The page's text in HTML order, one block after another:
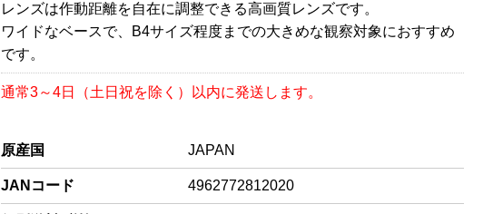
レンズは作動距離を自在に調整できる高画質レンズです。
ワイドなベースで、B4サイズ程度までの大きめな観察対象におすすめ
です。
通常3～4日（土日祝を除く）以内に発送します。
原産国 JAPAN
JANコード 4962772812020